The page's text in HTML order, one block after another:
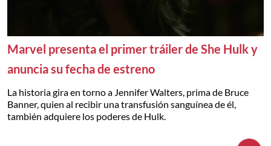
Marvel presenta el primer tráiler de She Hulk y
anuncia su fecha de estreno
La historia gira en torno a Jennifer Walters, prima de Bruce
Banner, quien al recibir una transfusión sanguínea de él,
también adquiere los poderes de Hulk.